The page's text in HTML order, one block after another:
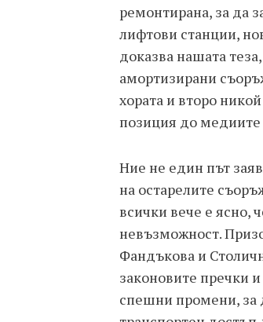
ремонтирана, за да
лифтови станции,
доказва нашата
амортизирани
хората и второ
позиция до медиите
Ние не един път
на остарелите
всички вече е ясно,
невъзможност.
Фандъкова и
законовите пречки
спешни промени, за